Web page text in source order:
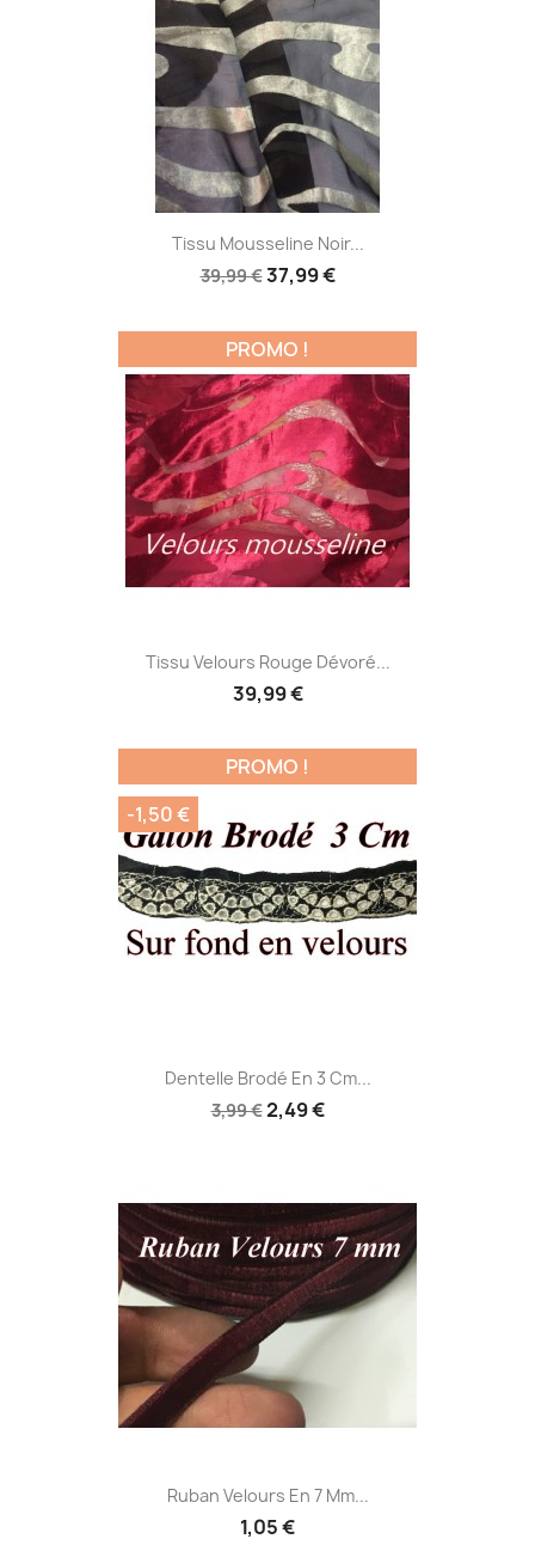
Tissu Mousseline Noir...
39,99 €37,99 €
Tissu Velours Rouge Dévoré...
39,99 €
PROMO !
Dentelle Brodé En 3 Cm...
3,99 €2,49 €
PROMO !
-1,50 €
Ruban Velours En 7 Mm...
1,05 €